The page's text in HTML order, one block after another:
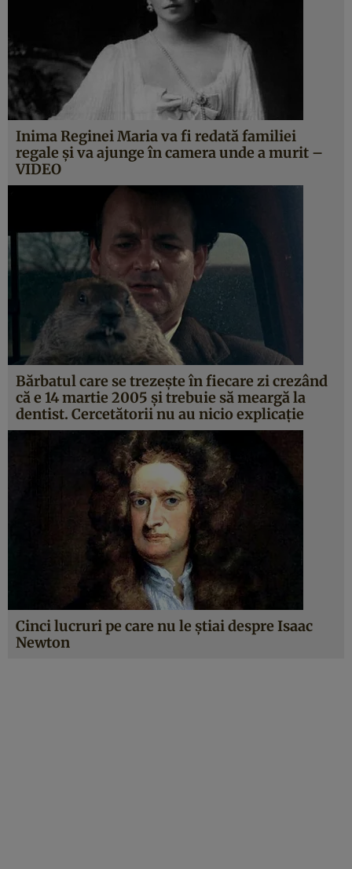
Inima Reginei Maria va fi redată familiei
regale şi va ajunge în camera unde a murit –
VIDEO
Bărbatul care se trezeşte în fiecare zi crezând
că e 14 martie 2005 şi trebuie să meargă la
dentist. Cercetătorii nu au nicio explicaţie
Cinci lucruri pe care nu le ştiai despre Isaac
Newton